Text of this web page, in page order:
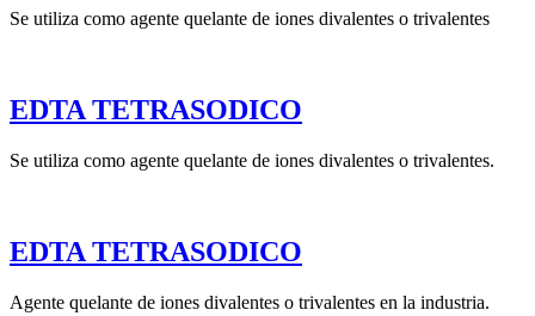
Se utiliza como agente quelante de iones divalentes o trivalentes
EDTA TETRASODICO
Se utiliza como agente quelante de iones divalentes o trivalentes.
EDTA TETRASODICO
Agente quelante de iones divalentes o trivalentes en la industria.